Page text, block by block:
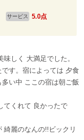
サービス 5.0点
しく 大満足でした。
す。宿によっては 夕食
い中 ここの宿は朝ご飯
てくれて 良かったで
綺麗のなんの!!ビックリ